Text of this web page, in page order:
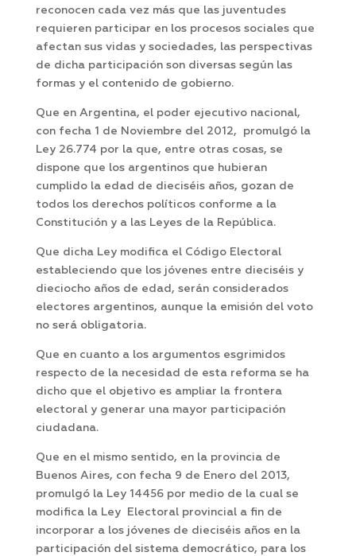
reconocen cada vez más que las juventudes
requieren participar en los procesos sociales que
afectan sus vidas y sociedades, las perspectivas
de dicha participación son diversas según las
formas y el contenido de gobierno.
Que en Argentina, el poder ejecutivo nacional,
con fecha 1 de Noviembre del 2012, promulgó la
Ley 26.774 por la que, entre otras cosas, se
dispone que los argentinos que hubieran
cumplido la edad de dieciséis años, gozan de
todos los derechos políticos conforme a la
Constitución y a las Leyes de la República.
Que dicha Ley modifica el Código Electoral
estableciendo que los jóvenes entre dieciséis y
dieciocho años de edad, serán considerados
electores argentinos, aunque la emisión del voto
no será obligatoria.
Que en cuanto a los argumentos esgrimidos
respecto de la necesidad de esta reforma se ha
dicho que el objetivo es ampliar la frontera
electoral y generar una mayor participación
ciudadana.
Que en el mismo sentido, en la provincia de
Buenos Aires, con fecha 9 de Enero del 2013,
promulgó la Ley 14456 por medio de la cual se
modifica la Ley Electoral provincial a fin de
incorporar a los jóvenes de dieciséis años en la
participación del sistema democrático, para los